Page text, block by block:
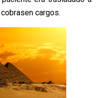
cargos.